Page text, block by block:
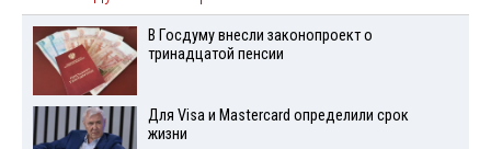
В Госдуму внесли законопроект о
тринадцатой пенсии
Для Visа и Mastercard определили срок
жизни